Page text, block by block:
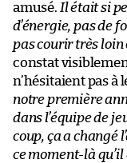
amusé. Il était si
d’énergie, pas de
pas courir très loin
constat
n’hésitaient pas à
notre première
dans l’équipe de
coup, ça a changé
ce moment-là qu’il